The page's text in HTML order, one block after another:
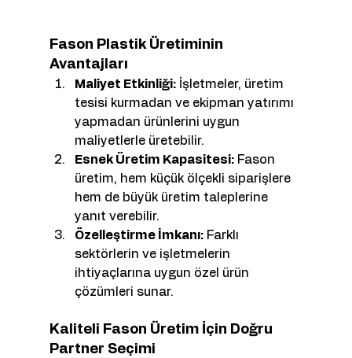
Fason Plastik Üretiminin
Avantajları
Maliyet Etkinliği: İşletmeler, üretim
tesisi kurmadan ve ekipman yatırımı
yapmadan ürünlerini uygun
maliyetlerle üretebilir.
Esnek Üretim Kapasitesi: Fason
üretim, hem küçük ölçekli siparişlere
hem de büyük üretim taleplerine
yanıt verebilir.
Özelleştirme İmkanı: Farklı
sektörlerin ve işletmelerin
ihtiyaçlarına uygun özel ürün
çözümleri sunar.
Kaliteli Fason Üretim İçin Doğru
Partner Seçimi